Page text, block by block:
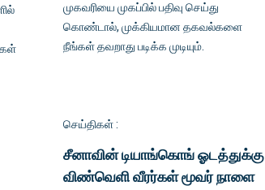
முகவரியை முகப்பில் பதிவு செய்து
கொண்டால், முக்கியமான தகவல்களை
நீங்கள் தவறாது படிக்க முடியும்.
செய்திகள் :
சீனாவின் டியாங்கொங் ஓடத்துக்கு
விண்வெளி வீரர்கள் மூவர் நாளை